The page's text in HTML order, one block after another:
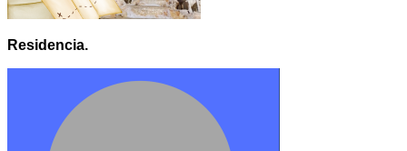
Residencia.